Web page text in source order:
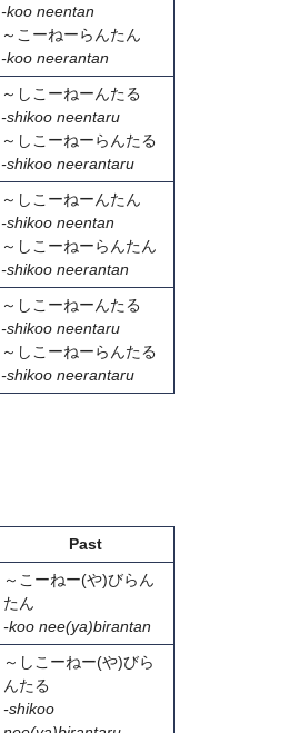
-koo neentan
～こーねーらんたん
-koo neerantan
～しこーねーんたる
-shikoo neentaru
～しこーねーらんたる
-shikoo neerantaru
～しこーねーんたん
-shikoo neentan
～しこーねーらんたん
-shikoo neerantan
～しこーねーんたる
-shikoo neentaru
～しこーねーらんたる
-shikoo neerantaru
Past
～こーねー(や)びらん
たん
-koo nee(ya)birantan
～しこーねー(や)びら
んたる
-shikoo